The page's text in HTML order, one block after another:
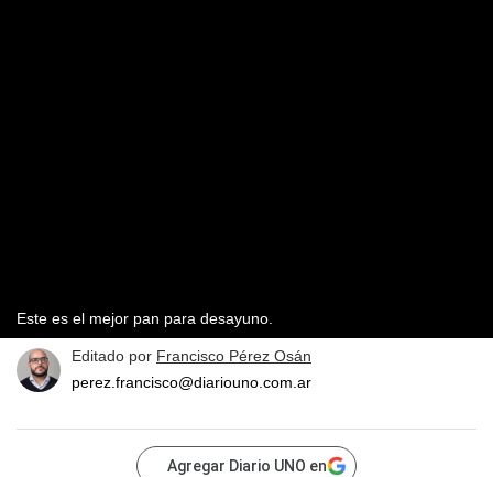
Este es el mejor pan para desayuno.
Editado por Francisco Pérez Osán
perez.francisco@diariouno.com.ar
Agregar Diario UNO en